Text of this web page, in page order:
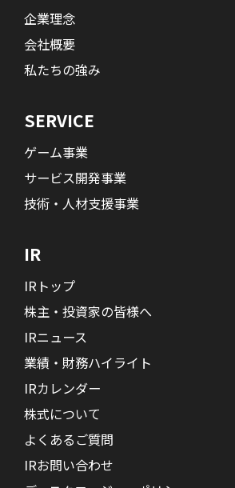
企業理念
会社概要
私たちの強み
SERVICE
ゲーム事業
サービス開発事業
技術・人材支援事業
IR
IRトップ
株主・投資家の皆様へ
IRニュース
業績・財務ハイライト
IRカレンダー
株式について
よくあるご質問
IRお問い合わせ